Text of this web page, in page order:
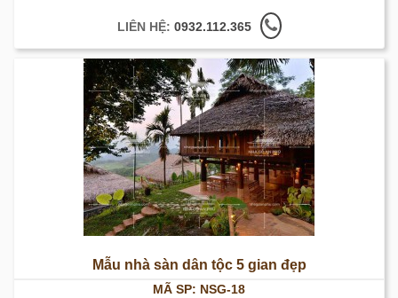
LIÊN HỆ: 0932.112.365
Mẫu nhà sàn dân tộc 5 gian đẹp
MÃ SP: NSG-18